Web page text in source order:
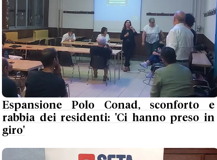
Espansione Polo Conad, sconforto e
rabbia dei residenti: 'Ci hanno preso in
giro'